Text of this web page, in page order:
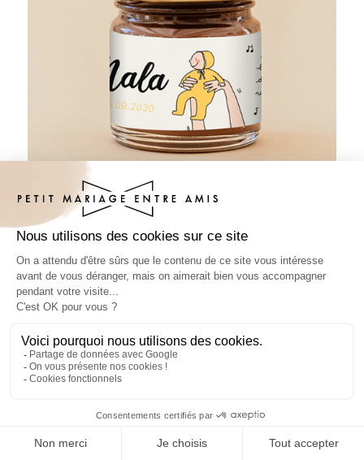
Pâte à tartiner baptême Savira